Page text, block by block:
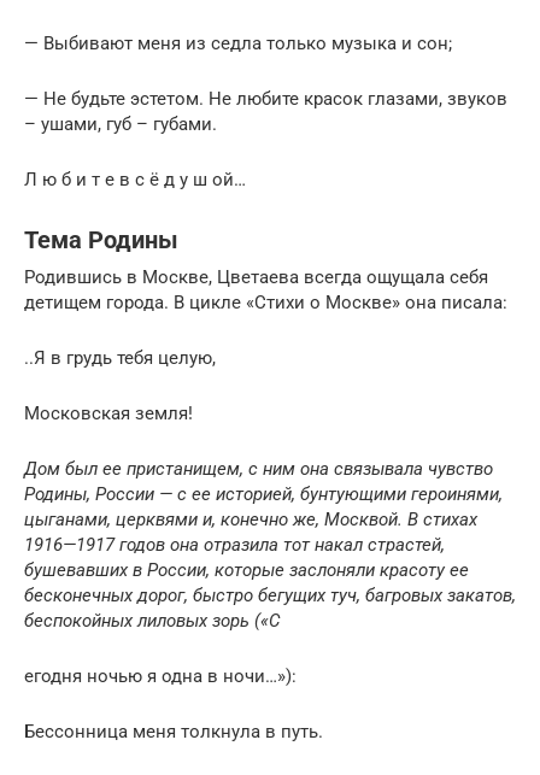
— Выбивают меня из седла только музыка и сон;
— Не будьте эстетом. Не любите красок глазами, звуков
– ушами, губ – губами.
Л ю б и т е в с ё д у ш ой…
Тема Родины
Родившись в Москве, Цветаева всегда ощущала себя
детищем города. В цикле «Стихи о Москве» она писала:
..Я в грудь тебя целую,
Московская земля!
Дом был ее пристанищем, с ним она связывала чувство
Родины, России — с ее историей, бунтующими героинями,
цыганами, церквями и, конечно же, Москвой. В стихах
1916—1917 годов она отразила тот накал страстей,
бушевавших в России, которые заслоняли красоту ее
бесконечных дорог, быстро бегущих туч, багровых закатов,
беспокойных лиловых зорь («С
егодня ночью я одна в ночи…»):
Бессонница меня толкнула в путь.